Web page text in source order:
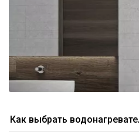
Как выбрать